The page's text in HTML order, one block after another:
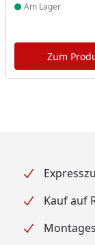
Am Lager
Zum
Kauf auf